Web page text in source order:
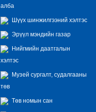
алба
Шүүх шинжилгээний хэлтэс
Эрүүл мэндийн газар
Нийгмийн даатгалын
хэлтэс
Музей сургалт, судалгааны
төв
Төв номын сан